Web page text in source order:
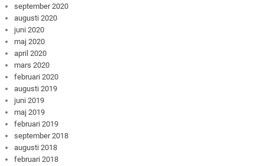
september 2020
augusti 2020
juni 2020
maj 2020
april 2020
mars 2020
februari 2020
augusti 2019
juni 2019
maj 2019
februari 2019
september 2018
augusti 2018
februari 2018